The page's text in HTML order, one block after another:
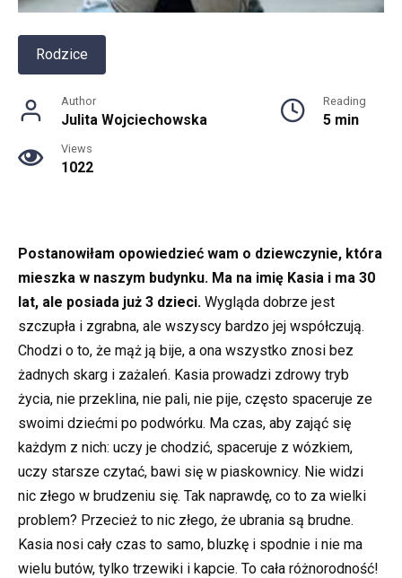
Rodzice
Author
Julita Wojciechowska
Reading
5 min
Views
1022
Postanowiłam opowiedzieć wam o dziewczynie, która
mieszka w naszym budynku. Ma na imię Kasia i ma 30
lat, ale posiada już 3 dzieci. Wygląda dobrze jest
szczupła i zgrabna, ale wszyscy bardzo jej współczują.
Chodzi o to, że mąż ją bije, a ona wszystko znosi bez
żadnych skarg i zażaleń. Kasia prowadzi zdrowy tryb
życia, nie przeklina, nie pali, nie pije, często spaceruje ze
swoimi dziećmi po podwórku. Ma czas, aby zająć się
każdym z nich: uczy je chodzić, spaceruje z wózkiem,
uczy starsze czytać, bawi się w piaskownicy. Nie widzi
nic złego w brudzeniu się. Tak naprawdę, co to za wielki
problem? Przecież to nic złego, że ubrania są brudne.
Kasia nosi cały czas to samo, bluzkę i spodnie i nie ma
wielu butów, tylko trzewiki i kapcie. To cała różnorodność!